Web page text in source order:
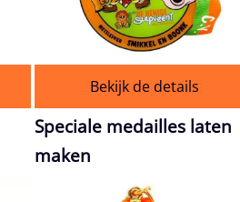
Bekijk de details
Speciale medailles laten
maken